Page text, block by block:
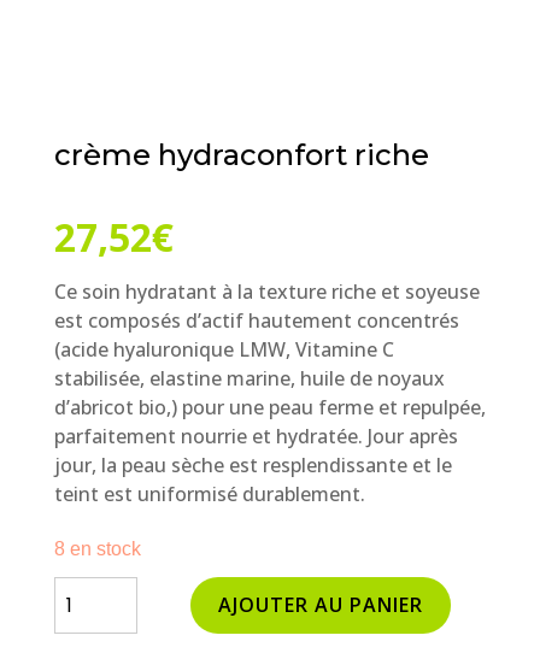
crème hydraconfort riche
27,52€
Ce soin hydratant à la texture riche et soyeuse
est composés d’actif hautement concentrés
(acide hyaluronique LMW, Vitamine C
stabilisée, elastine marine, huile de noyaux
d’abricot bio,) pour une peau ferme et repulpée,
parfaitement nourrie et hydratée. Jour après
jour, la peau sèche est resplendissante et le
teint est uniformisé durablement.
8 en stock
quantité
AJOUTER AU PANIER